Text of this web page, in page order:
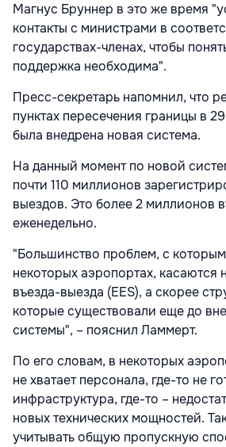
Магнус Бруннер в это же время
контакты с министрами в
государствах-членах, чтобы
поддержка необходима".
Пресс-секретарь напомнил, что
пунктах пересечения границы в
была внедрена новая система.
На данный момент по новой
почти 110 миллионов
выездов. Это более 2 миллионов
еженедельно.
"Большинство проблем, с
некоторых аэропортах, касаются
въезда-выезда (EES), а скорее
которые существовали еще до
системы", – пояснил Ламмерт.
По его словам, в некоторых
не хватает персонала, где-то не
инфраструктура, где-то –
новых технических мощностей.
учитывать общую пропускную